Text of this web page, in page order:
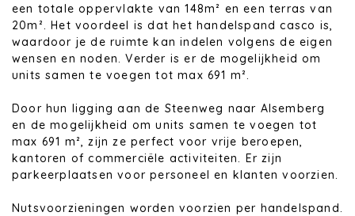
een totale oppervlakte van 148m² en een terras van
20m². Het voordeel is dat het handelspand casco is,
waardoor je de ruimte kan indelen volgens de eigen
wensen en noden. Verder is er de mogelijkheid om
units samen te voegen tot max 691 m².
Door hun ligging aan de Steenweg naar Alsemberg
en de mogelijkheid om units samen te voegen tot
max 691 m², zijn ze perfect voor vrije beroepen,
kantoren of commerciële activiteiten. Er zijn
parkeerplaatsen voor personeel en klanten voorzien.
Nutsvoorzieningen worden voorzien per handelspand.